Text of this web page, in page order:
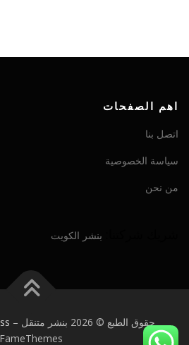
اهم الصفحات
اتصل بنا
سياسة الخصوصية
من نحن
بنشر الكويت
حقوق الطبع © 2026 بنشر متنقل –
FameThemes